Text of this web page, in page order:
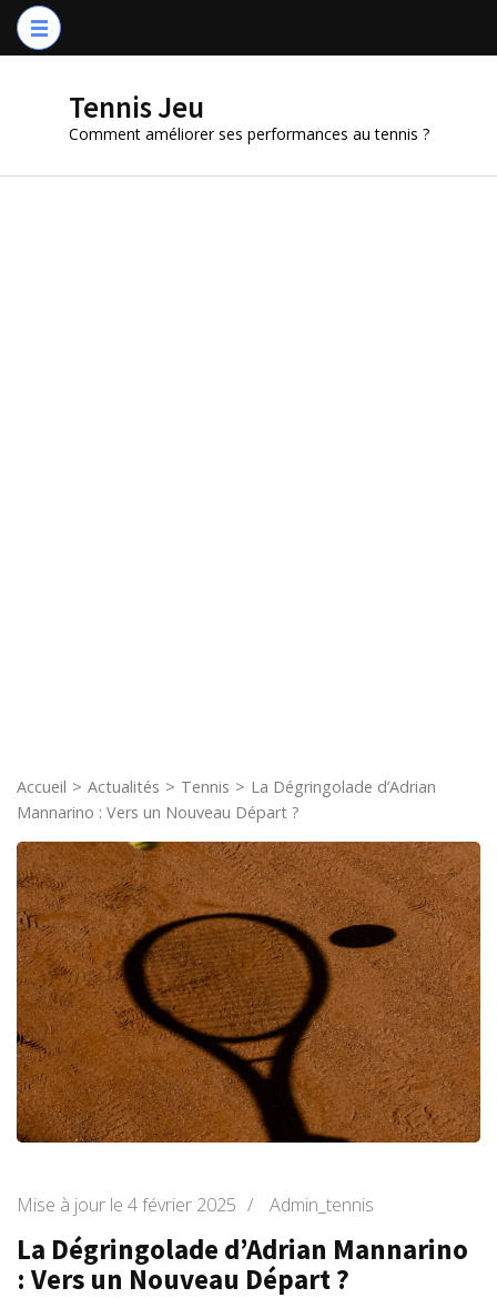
Aller
au
(PressezTennis Jeu
Comment améliorer ses performances au tennis ?
Accueil > Actualités > Tennis > La Dégringolade d’Adrian
Mannarino : Vers un Nouveau Départ ?
Mise à jour le 4 février 2025 / Admin_tennis
La Dégringolade d’Adrian Mannarino
: Vers un Nouveau Départ ?